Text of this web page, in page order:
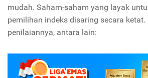
mudah. Saham-saham yang layak
pemilihan indeks disaring secara ketat.
penilaiannya, antara lain: